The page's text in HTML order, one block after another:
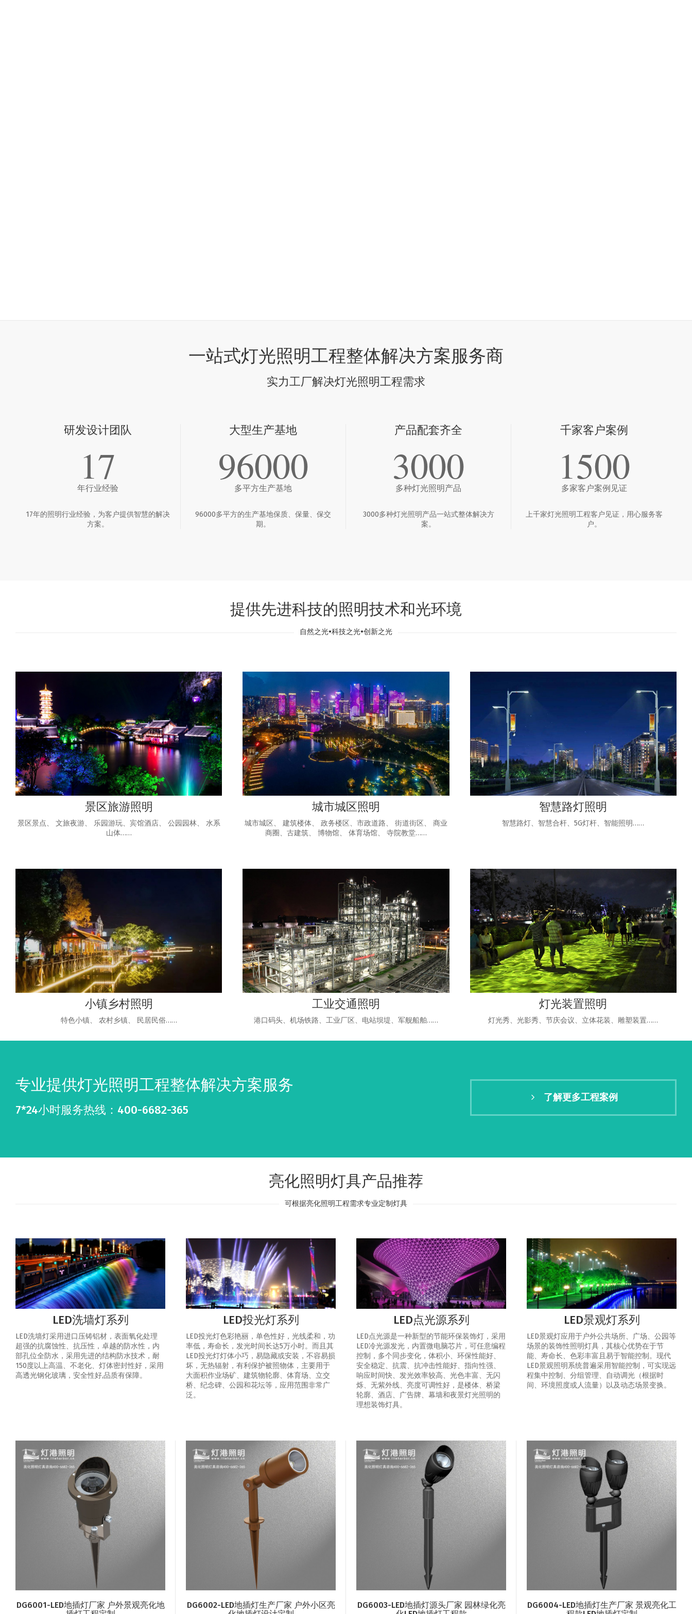
一站式灯光照明工程整体解决方案服务商
实力工厂解决灯光照明工程需求
研发设计团队
17
年行业经验
17年的照明行业经验，为客户提供智慧的解决
方案。
大型生产基地
96000
多平方生产基地
96000多平方的生产基地保质、保量、保交
期。
产品配套齐全
3000
多种灯光照明产品
3000多种灯光照明产品一站式整体解决方
案。
千家客户案例
1500
多家客户案例见证
上千家灯光照明工程客户见证，用心服务客
户。
提供先进科技的照明技术和光环境
自然之光•科技之光•创新之光
景区旅游照明
景区景点、 文旅夜游、 乐园游玩、宾馆酒店、 公园园林、 水系
山体……
城市城区照明
城市城区、 建筑楼体、 政务楼区、市政道路、 街道街区、 商业
商圈、古建筑、 博物馆、 体育场馆、 寺院教堂……
智慧路灯照明
智慧路灯、智慧合杆、5G灯杆、智能照明……
小镇乡村照明
特色小镇、 农村乡镇、 民居民俗……
工业交通照明
港口码头、机场铁路、工业厂区、电站坝堤、军舰船舶……
灯光装置照明
灯光秀、光影秀、节庆会议、立体花装、雕塑装置……
专业提供灯光照明工程整体解决方案服务
7*24小时服务热线：400-6682-365
了解更多工程案例
亮化照明灯具产品推荐
可根据亮化照明工程需求专业定制灯具
LED洗墙灯系列
LED洗墙灯采用进口压铸铝材，表面氧化处理
超强的抗腐蚀性、抗压性，卓越的防水性，内
部孔位全防水，采用先进的结构防水技术，耐
150度以上高温、不老化、灯体密封性好，采用
高透光钢化玻璃，安全性好,品质有保障。
LED投光灯系列
LED投光灯色彩艳丽，单色性好，光线柔和，功
率低，寿命长，发光时间长达5万小时。而且其
LED投光灯灯体小巧，易隐藏或安装，不容易损
坏，无热辐射，有利保护被照物体，主要用于
大面积作业场矿、建筑物轮廓、体育场、立交
桥、纪念碑、公园和花坛等，应用范围非常广
泛。
LED点光源系列
LED点光源是一种新型的节能环保装饰灯，采用
LED冷光源发光，内置微电脑芯片，可任意编程
控制，多个同步变化，体积小、环保性能好、
安全稳定、抗震、抗冲击性能好、指向性强、
响应时间快、发光效率较高、光色丰富、无闪
烁、无紫外线、亮度可调性好，是楼体、桥梁
轮廓、酒店、广告牌、幕墙和夜景灯光照明的
理想装饰灯具。
LED景观灯系列
LED景观灯应用于户外公共场所、广场、公园等
场景的装饰性照明灯具，其核心优势在于节
能、寿命长、色彩丰富且易于智能控制‌。‌现代
LED景观照明系统普遍采用智能控制，可实现‌远
程集中控制、分组管理、自动调光（根据时
间、环境照度或人流量）以及动态场景变换‌。
DG6001-LED地插灯厂家 户外景观亮化地
DG6002-LED地插灯生产厂家 户外小区亮
DG6003-LED地插灯源头厂家 园林绿化亮
DG6004-LED地插灯生产厂家 景观亮化工